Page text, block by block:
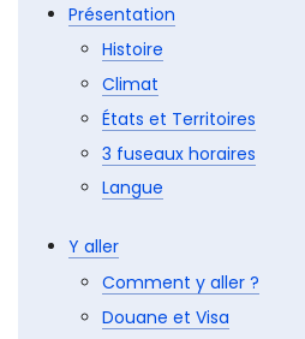
Comment voyager
Nos carnets-guides de
Présentation
Climat
États et Territoires
3 fuseaux horaires